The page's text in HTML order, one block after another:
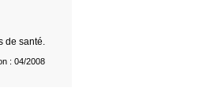
de santé.
: 04/2008